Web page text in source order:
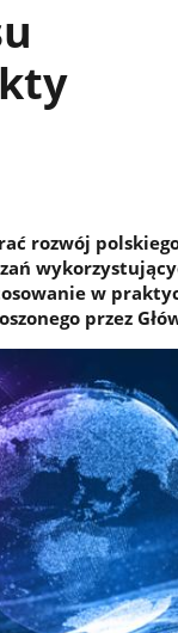
rozwój
w
przez